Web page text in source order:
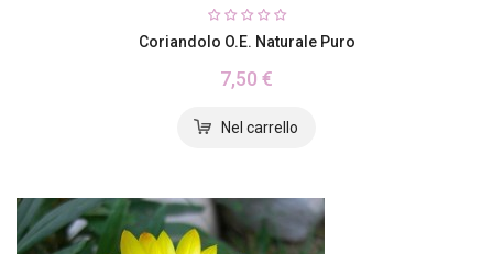
Coriandolo O.E. Naturale Puro
7,50 €